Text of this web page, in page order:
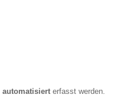
automatisiert erfasst werden.